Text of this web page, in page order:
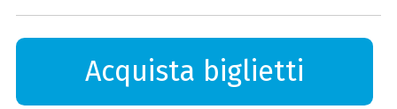
Acquista biglietti